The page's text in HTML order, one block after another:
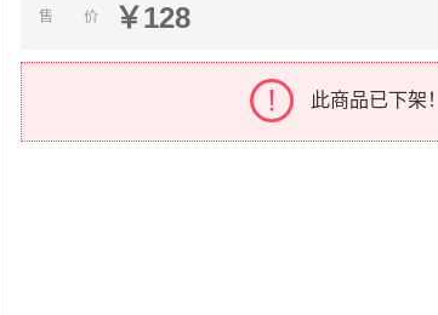
售 价 ￥128
此商品已下架！